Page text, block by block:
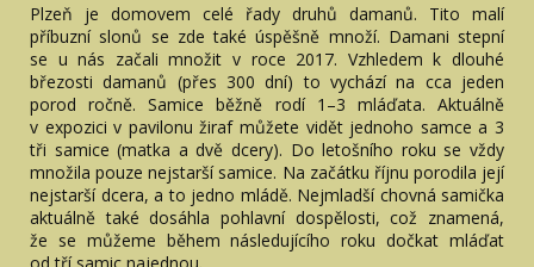
Plzeň je domovem celé řady druhů damanů. Tito malí
příbuzní slonů se zde také úspěšně množí. Damani stepní
se u nás začali množit v roce 2017. Vzhledem k dlouhé
březosti damanů (přes 300 dní) to vychází na cca jeden
porod ročně. Samice běžně rodí 1–3 mláďata. Aktuálně
v expozici v pavilonu žiraf můžete vidět jednoho samce a 3
tři samice (matka a dvě dcery). Do letošního roku se vždy
množila pouze nejstarší samice. Na začátku říjnu porodila její
nejstarší dcera, a to jedno mládě. Nejmladší chovná samička
aktuálně také dosáhla pohlavní dospělosti, což znamená,
že se můžeme během následujícího roku dočkat mláďat